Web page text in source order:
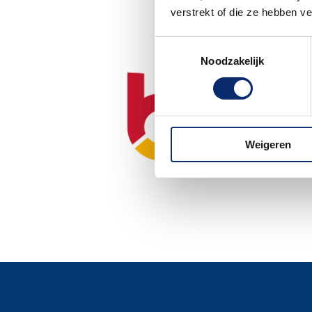
verstrekt of die ze hebben
Noodzakelijk
Weigeren